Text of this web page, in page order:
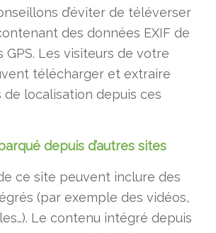
d’éviter de téléverser
des données EXIF de
GPS. Les visiteurs de votre
télécharger et extraire
de localisation depuis ces
depuis d’autres sites
ce site peuvent inclure des
(par exemple des vidéos,
Le contenu intégré depuis